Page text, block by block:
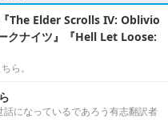
The Elder Scrolls IV: Oblivio
クナイツ』『Hell Let Loose:
ら。
話になっているであろう有志翻訳者